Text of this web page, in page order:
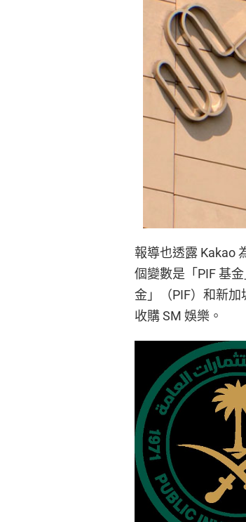
報導也透露 Kakao
個變數是「PIF 基
金」（PIF）和新
收購 SM 娛樂。